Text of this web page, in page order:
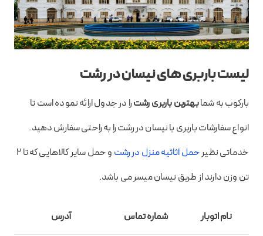
لیست باربری های نیسان در رشت
بارکوب به شمابهترین باربری رشترا در جدول ارائه نموده است تا
انواع سفارشات باربری با نیسان در رشت را به راحتی سفارش دهید.
خدماتی نظیر حمل اثاثیه منزل در رشت
و حمل سایر کالاهایی که تا ۲
تن وزن دارند از طریق نیسان میسر می باشد.
نام اتوبار شماره تماس آدرس